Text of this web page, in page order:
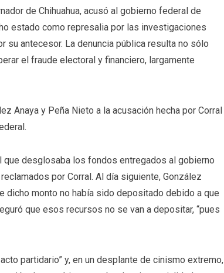
de Chihuahua, acusó al gobierno federal de
estado como represalia por las investigaciones
su antecesor. La denuncia pública resulta no sólo
el fraude electoral y financiero, largamente
Anaya y Peña Nieto a la acusación hecha por Corral
que desglosaba los fondos entregados al gobierno
por Corral. Al día siguiente, González
dicho monto no había sido depositado debido a que
que esos recursos no se van a depositar, “pues
partidario” y, en un desplante de cinismo extremo,